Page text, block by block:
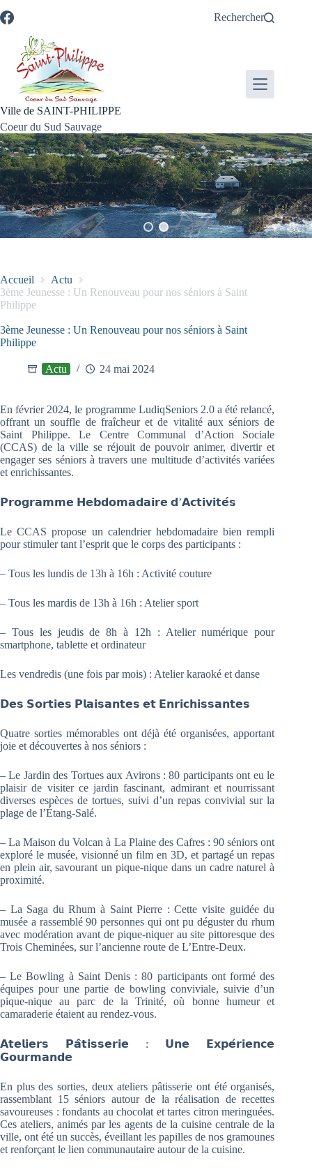
au
au
à
recherche
au
Rechercher
Ville de SAINT-PHILIPPE
Coeur du Sud Sauvage
Accueil
Actu
3ème Jeunesse : Un Renouveau pour nos séniors à Saint
Philippe
3ème Jeunesse : Un Renouveau pour nos séniors à Saint
Philippe
Actu 24 mai 2024
En février 2024, le programme LudiqSeniors 2.0 a été relancé,
offrant un souffle de fraîcheur et de vitalité aux séniors de
Saint Philippe. Le Centre Communal d’Action Sociale
(CCAS) de la ville se réjouit de pouvoir animer, divertir et
engager ses séniors à travers une multitude d’activités variées
et enrichissantes.
𝗣𝗿𝗼𝗴𝗿𝗮𝗺𝗺𝗲 𝗛𝗲𝗯𝗱𝗼𝗺𝗮𝗱𝗮𝗶𝗿𝗲 𝗱’𝗔𝗰𝘁𝗶𝘃𝗶𝘁𝗲́𝘀
LeCCAS propose un calendrier hebdomadaire bien rempli
pour stimuler tant l’esprit que le corps des participants :
– Tous les lundis de 13h à 16h : Activité couture
– Tous les mardis de 13h à 16h : Atelier sport
– Tous les jeudis de 8h à 12h : Atelier numérique pour
smartphone, tablette et ordinateur
Les vendredis (une fois par mois) : Atelier karaoké et danse
𝗗𝗲𝘀 𝗦𝗼𝗿𝘁𝗶𝗲𝘀 𝗣𝗹𝗮𝗶𝘀𝗮𝗻𝘁𝗲𝘀 𝗲𝘁 𝗘𝗻𝗿𝗶𝗰𝗵𝗶𝘀𝘀𝗮𝗻𝘁𝗲𝘀
Quatre sorties mémorables ont déjà été organisées, apportant
joie et découvertes à nos séniors :
– Le Jardin des Tortues aux Avirons : 80 participants ont eu le
plaisir de visiter ce jardin fascinant, admirant et nourrissant
diverses espèces de tortues, suivi d’un repas convivial sur la
plage de l’Étang-Salé.
– La Maison du Volcan à La Plaine des Cafres : 90 séniors ont
exploré le musée, visionné un film en 3D, et partagé un repas
en plein air, savourant un pique-nique dans un cadre naturel à
proximité.
– La Saga du Rhum à Saint Pierre : Cette visite guidée du
musée a rassemblé 90 personnes qui ont pu déguster du rhum
avec modération avant de pique-niquer au site pittoresque des
Trois Cheminées, sur l’ancienne route de L’Entre-Deux.
– Le Bowling à Saint Denis : 80 participants ont formé des
équipes pour une partie de bowling conviviale, suivie d’un
pique-nique au parc de la Trinité, où bonne humeur et
camaraderie étaient au rendez-vous.
𝗔𝘁𝗲𝗹𝗶𝗲𝗿𝘀 𝗣𝗮̂𝘁𝗶𝘀𝘀𝗲𝗿𝗶𝗲 : 𝗨𝗻𝗲 𝗘𝘅𝗽𝗲́𝗿𝗶𝗲𝗻𝗰𝗲
𝗚𝗼𝘂𝗿𝗺𝗮𝗻𝗱𝗲
En plus des sorties, deux ateliers pâtisserie ont été organisés,
rassemblant 15 séniors autour de la réalisation de recettes
savoureuses : fondants au chocolat et tartes citron meringuées.
Ces ateliers, animés par les agents de la cuisine centrale de la
ville, ont été un succès, éveillant les papilles de nos gramounes
et renforçant le lien communautaire autour de la cuisine.